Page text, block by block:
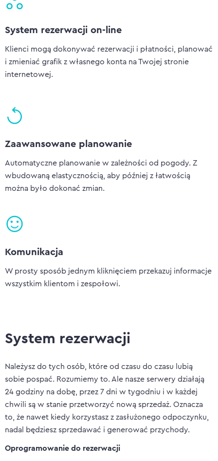
System rezerwacji on-line
Klienci mogą dokonywać rezerwacji i płatności, planować
i zmieniać grafik z własnego konta na Twojej stronie
internetowej.
Zaawansowane planowanie
Automatyczne planowanie w zależności od pogody. Z
wbudowaną elastycznością, aby później z łatwością
można było dokonać zmian.
Komunikacja
W prosty sposób jednym kliknięciem przekazuj informacje
wszystkim klientom i zespołowi.
System rezerwacji
Należysz do tych osób, które od czasu do czasu lubią
sobie pospać. Rozumiemy to. Ale nasze serwery działają
24 godziny na dobę, przez 7 dni w tygodniu i w każdej
chwili są w stanie przetworzyć nową sprzedaż. Oznacza
to, że nawet kiedy korzystasz z zasłużonego odpoczynku,
nadal będziesz sprzedawać i generować przychody.
Oprogramowanie do rezerwacji